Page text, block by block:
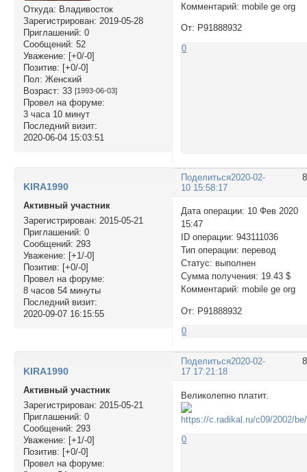
Откуда: Владивосток
Зарегистрирован: 2019-05-28
Приглашений: 0
Сообщений: 52
Уважение: [+0/-0]
Позитив: [+0/-0]
Пол: Женский
Возраст: 33 [1993-06-03]
Провел на форуме:
3 часа 10 минут
Последний визит:
2020-06-04 15:03:51
Комментарий: mobile ge org
От: P91888932
0
Поделиться2020-02-
10 15:58:17
KIRA1990
Активный участник
Зарегистрирован: 2015-05-21
Приглашений: 0
Сообщений: 293
Уважение: [+1/-0]
Позитив: [+0/-0]
Провел на форуме:
8 часов 54 минуты
Последний визит:
2020-09-07 16:15:55
Дата операции: 10 Фев 2020
15:47
ID операции: 943111036
Тип операции: перевод
Статус: выполнен
Сумма получения: 19.43 $
Комментарий: mobile ge org
От: P91888932
0
Поделиться2020-02-
17 17:21:18
KIRA1990
Активный участник
Зарегистрирован: 2015-05-21
Приглашений: 0
Сообщений: 293
Уважение: [+1/-0]
Позитив: [+0/-0]
Провел на форуме:
Великолепно платит.
0